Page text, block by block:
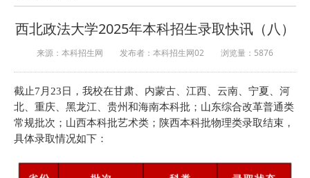
西北政法大学2025年本科招生录取快讯（八）
来源：本科招生网 发布者：本科招生网02 浏览量： 5876
截止7月23日，我校在甘肃、内蒙古、江西、云南、宁夏、河
北、重庆、黑龙江、贵州和海南本科批；山东综合改革普通类
常规批次；山西本科批艺术类；陕西本科批物理类录取结束，
具体录取情况如下：